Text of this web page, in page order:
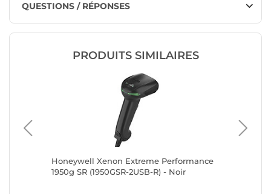
QUESTIONS / RÉPONSES
PRODUITS SIMILAIRES
Honeywell Xenon Extreme Performance
1950g SR (1950GSR-2USB-R) - Noir